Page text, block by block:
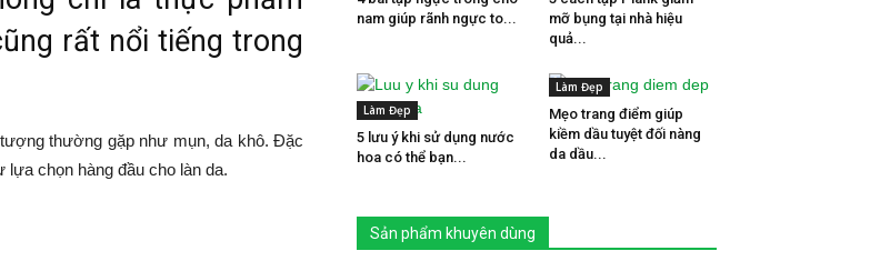
rất nổi tiếng trong
thường gặp như mụn, da khô. Đặc
chọn hàng đầu cho làn da.
nam giúp rãnh ngực to...
mỡ bụng tại nhà hiệu
quả...
Làm Đẹp
5 lưu ý khi sử dụng nước
hoa có thể bạn...
Làm Đẹp
Mẹo trang điểm giúp
kiềm dầu tuyệt đối nàng
da dầu...
Sản phẩm khuyên dùng